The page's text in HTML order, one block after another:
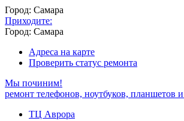
Город: Самара
Приходите:
Город: Самара
Адреса на карте
Проверить статус ремонта
Мы починим!
ремонт телефонов, ноутбуков, планшетов
ТЦ Аврора